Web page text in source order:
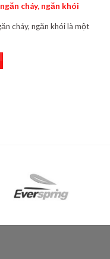
cháy, ngăn khói
cháy, ngăn khói là một